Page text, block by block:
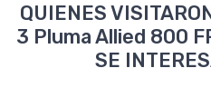
QUIENES
3 Pluma Allied 800
SE